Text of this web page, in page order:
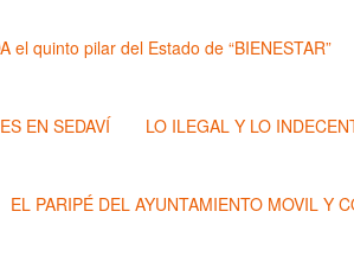
el quinto pilar del Estado de “BIENESTAR”
EN SEDAVÍ LO ILEGAL Y LO
EL PARIPÉ DEL AYUNTAMIENTO MOVIL Y